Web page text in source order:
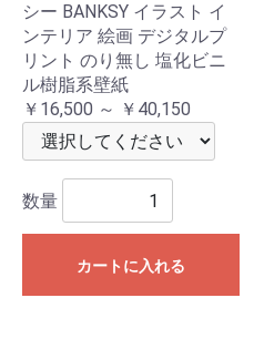
シー BANKSY イラスト イ
ンテリア 絵画 デジタルプ
リント のり無し 塩化ビニ
ル樹脂系壁紙
￥16,500 ～ ￥40,150
数量
カートに入れる